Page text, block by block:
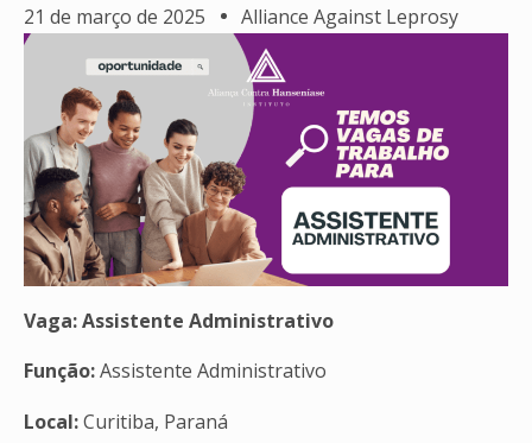
21 de março de 2025 Alliance Against Leprosy
Vaga: Assistente Administrativo
Função:Assistente Administrativo
Local:Curitiba, Paraná